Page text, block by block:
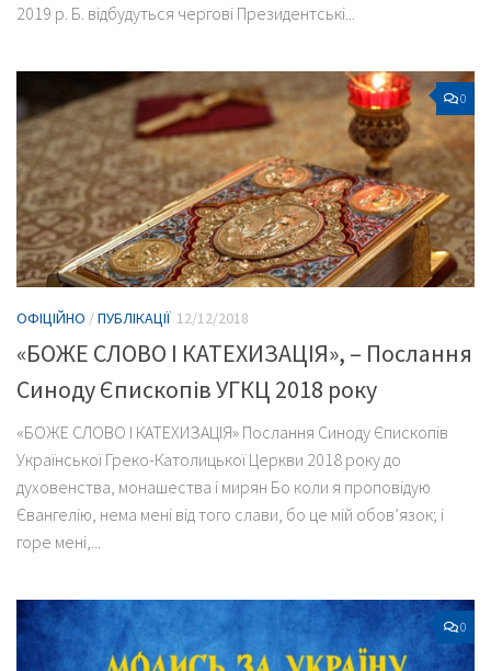
2019 р. Б. відбудуться чергові Президентські...
0
ОФІЦІЙНО /ПУБЛІКАЦІЇ 12/12/2018
«БОЖЕ СЛОВО І КАТЕХИЗАЦІЯ», – Послання
Синоду Єпископів УГКЦ 2018 року
«БОЖЕ СЛОВО І КАТЕХИЗАЦІЯ» Послання Синоду Єпископів
Української Греко-Католицької Церкви 2018 року до
духовенства, монашества і мирян Бо коли я проповідую
Євангелію, нема мені від того слави, бо це мій обов’язок; і
горе мені,...
0